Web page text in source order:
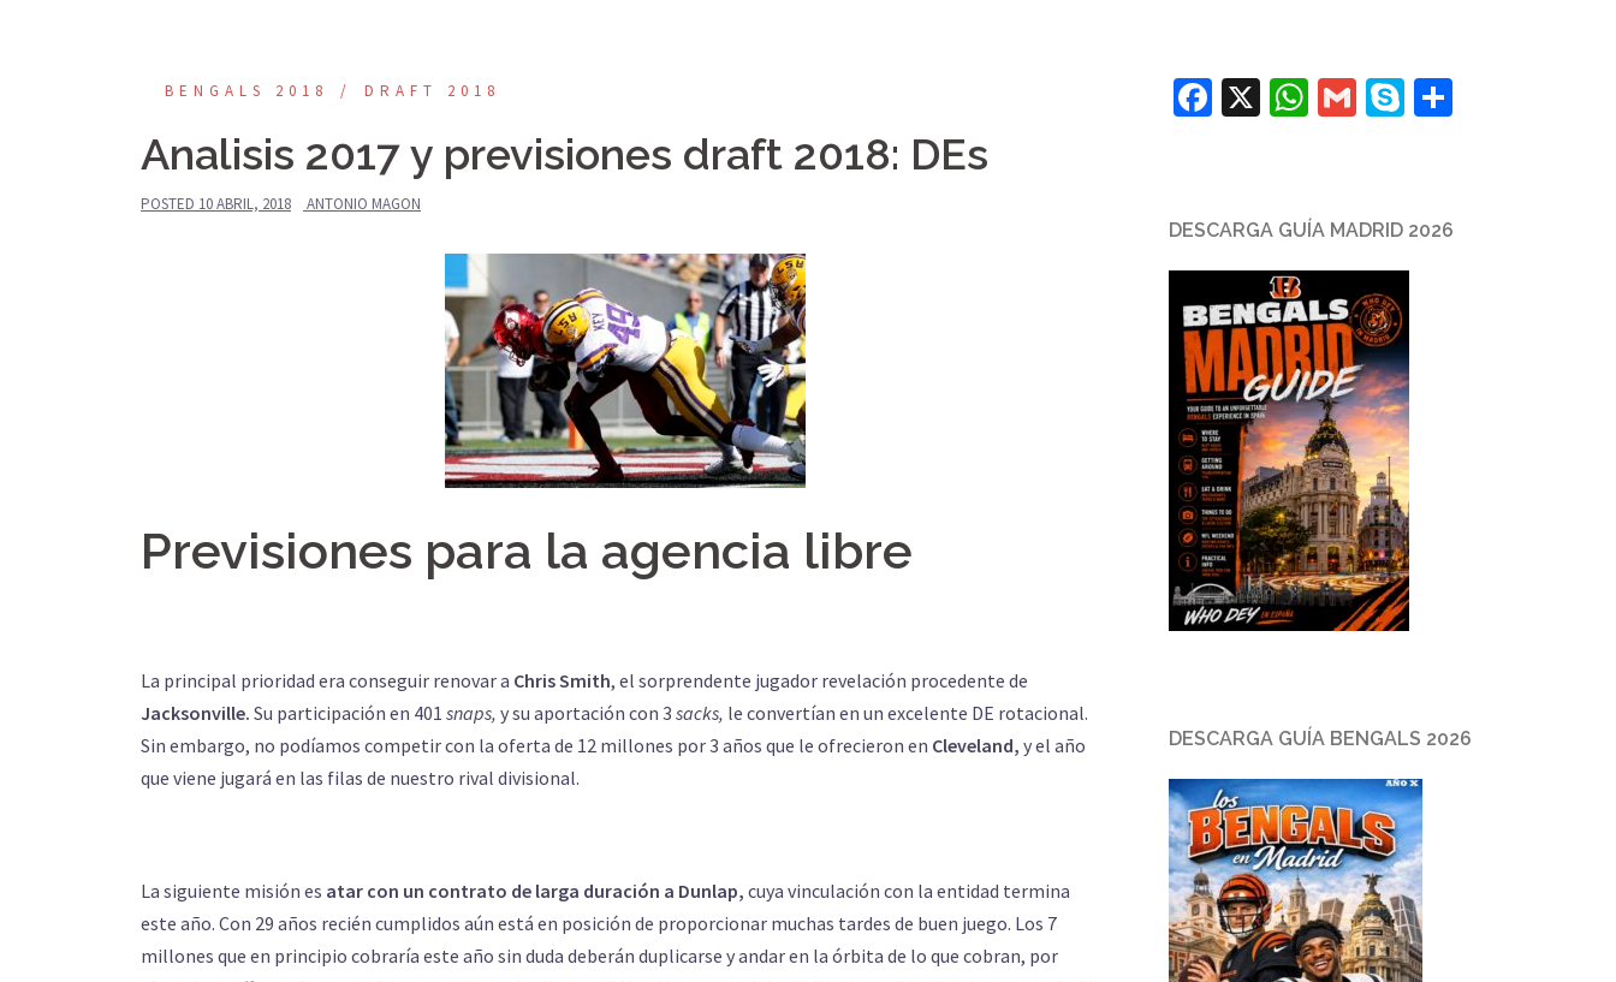
BENGALS 2018 DRAFT 2018
Analisis 2017 y previsiones draft 2018: DEs
POSTED 10 ABRIL, 2018 ANTONIO MAGON
Previsiones para la agencia libre
La principal prioridad era conseguir renovar a Chris Smith, el sorprendente jugador revelación procedente de
Jacksonville. Su participación en 401 snaps, y su aportación con 3 sacks, le convertían en un excelente DE rotacional.
Sin embargo, no podíamos competir con la oferta de 12 millones por 3 años que le ofrecieron en Cleveland, y el año
que viene jugará en las filas de nuestro rival divisional.
La siguiente misión es atar con un contrato de larga duración a Dunlap, cuya vinculación con la entidad termina
este año. Con 29 años recién cumplidos aún está en posición de proporcionar muchas tardes de buen juego. Los 7
millones que en principio cobraría este año sin duda deberán duplicarse y andar en la órbita de lo que cobran, por
Facebook
X WhatsApp
Gmail
Skype
DESCARGA GUÍA MADRID 2026
DESCARGA GUÍA BENGALS 2026